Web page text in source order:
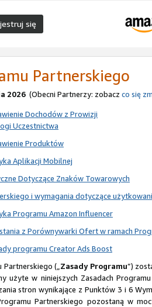
się
Partnerskiego
2026 (Obecni Partnerzy: zobacz co się
Dochodów z Prowizji
Uczestnictwa
Produktów
Aplikacji Mobilnej
Dotyczące Znaków Towarowych
i wymagania dotyczące
Programu Amazon Influencer
z Porównywarki Ofert w ramach
programu Creator Ads Boost
Partnerskiego („Zasady Programu”)
użyte w niniejszych Zasadach
stron wynikające z Punktów 3 i 6
Partnerskiego pozostaną w